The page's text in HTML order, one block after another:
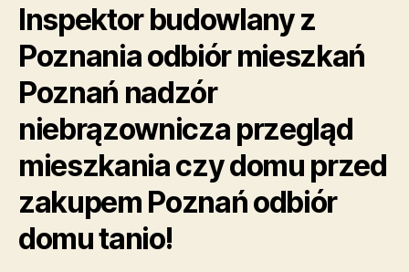
Inspektor budowlany z
Poznania odbiór mieszkań
Poznań nadzór
niebrązownicza przegląd
mieszkania czy domu przed
zakupem Poznań odbiór
domu tanio!